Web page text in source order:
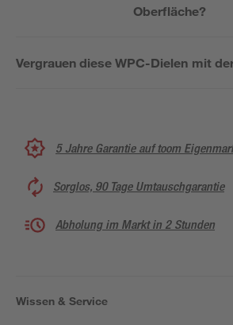
Oberfläche?
Vergrauen diese WPC-Dielen mit
5 Jahre Garantie auf toom
Sorglos, 90 Tage Umtauschgarantie
Abholung im Markt in 2 Stunden
Wissen & Service